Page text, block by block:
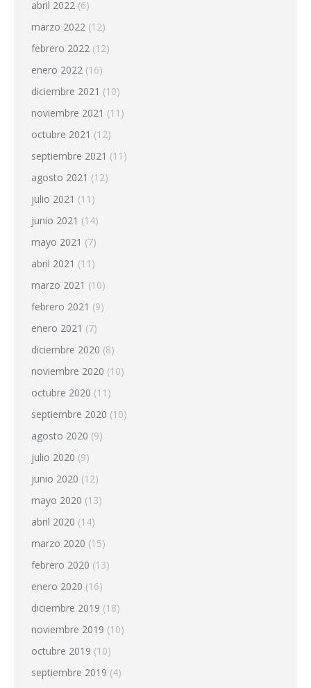
abril 2022 (6)
marzo 2022 (12)
febrero 2022 (12)
enero 2022 (16)
diciembre 2021 (10)
noviembre 2021 (11)
octubre 2021 (12)
septiembre 2021 (11)
agosto 2021 (12)
julio 2021 (11)
junio 2021 (14)
mayo 2021 (7)
abril 2021 (11)
marzo 2021 (10)
febrero 2021 (9)
enero 2021 (7)
diciembre 2020 (8)
noviembre 2020 (10)
octubre 2020 (11)
septiembre 2020 (10)
agosto 2020 (9)
julio 2020 (9)
junio 2020 (12)
mayo 2020 (13)
abril 2020 (14)
marzo 2020 (15)
febrero 2020 (13)
enero 2020 (16)
diciembre 2019 (18)
noviembre 2019 (10)
octubre 2019 (10)
septiembre 2019 (4)